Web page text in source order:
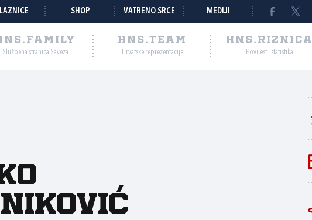
SHOP VATRENO SRCE MEDIJI
Službena stranica Saveza
HNS.TEAM
Hrvatske reprezentacije
HNS.RIZNICA
Povijest i statistika